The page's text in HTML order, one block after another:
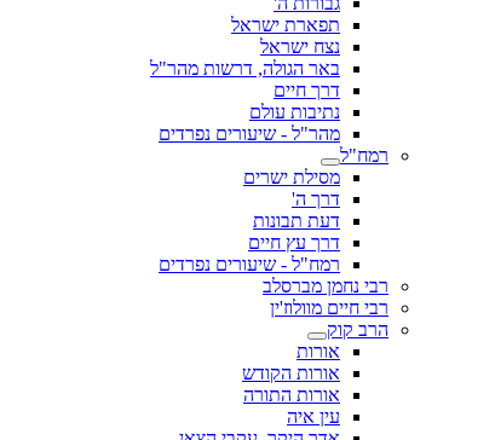
תפארת ישראל
נצח ישראל
באר הגולה, דרשות מהר"ל
דרך חיים
נתיבות עולם
מהר"ל - שיעורים נפרדים
רמח"ל
מסילת ישרים
דרך ה'
דעת תבונות
דרך עץ חיים
רמח"ל - שיעורים נפרדים
רבי נחמן מברסלב
רבי חיים מוולוז'ין
הרב קוק
אורות
אורות הקודש
אורות התורה
עין איה